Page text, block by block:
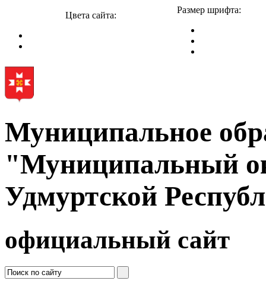
Цвета сайта:
Размер шрифта:
Муниципальное
"Муниципальный
Удмуртской
официальный сайт